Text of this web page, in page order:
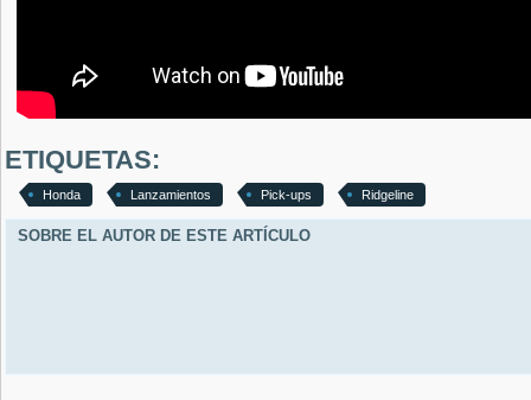
ETIQUETAS:
Honda Lanzamientos Pick-ups Ridgeline
SOBRE EL AUTOR DE ESTE ARTÍCULO